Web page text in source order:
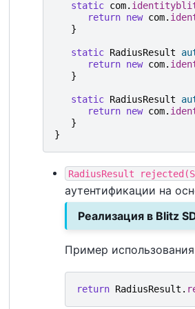
static com.
return new com.
}
static RadiusResult
return new com.
}
static RadiusResult
return new com.
}
}
RadiusResult
аутентификации на
Реализация в Blitz
Пример
return RadiusResult .